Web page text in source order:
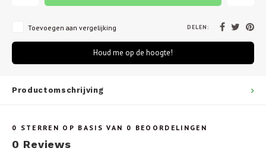
Toevoegen aan vergelijking DELEN:
Houd me op de hoogte!
Productomschrijving
0 STERREN OP BASIS VAN 0 BEOORDELINGEN
0 Reviews